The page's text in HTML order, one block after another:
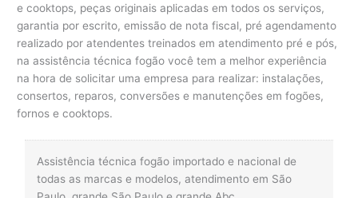
e cooktops, peças originais aplicadas em todos os serviços,
garantia por escrito, emissão de nota fiscal, pré agendamento
realizado por atendentes treinados em atendimento pré e pós,
na assistência técnica fogão você tem a melhor experiência
na hora de solicitar uma empresa para realizar: instalações,
consertos, reparos, conversões e manutenções em fogões,
fornos e cooktops.
Assistência técnica fogão importado e nacional de
todas as marcas e modelos, atendimento em São